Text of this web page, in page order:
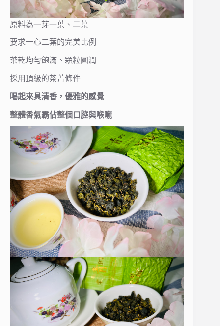
原料為一芽一葉、二葉
要求一心二葉的完美比例
茶乾均勻飽滿、顆粒圓潤
採用頂級的茶菁條件
喝起來具清香，優雅的感覺
整體香氣霸佔整個口腔與喉嚨